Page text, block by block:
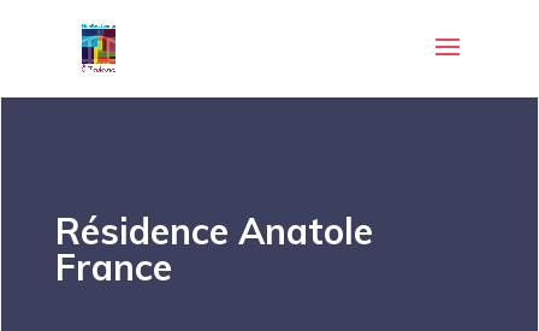
Résidence Anatole
France